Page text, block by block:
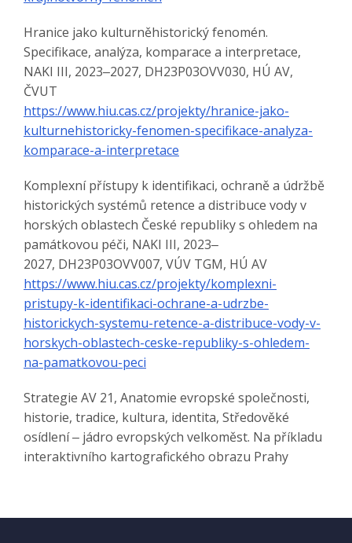
Hranice jako kulturněhistorický fenomén.
Specifikace, analýza, komparace a interpretace,
NAKI III, 2023‒2027, DH23P03OVV030, HÚ AV,
ČVUT
https://www.hiu.cas.cz/projekty/hranice-jako-
kulturnehistoricky-fenomen-specifikace-analyza-
komparace-a-interpretace
Komplexní přístupy k identifikaci, ochraně a údržbě
historických systémů retence a distribuce vody v
horských oblastech České republiky s ohledem na
památkovou péči, NAKI III, 2023‒
2027, DH23P03OVV007, VÚV TGM, HÚ AV
​​​​​​​https://www.hiu.cas.cz/projekty/komplexni-
pristupy-k-identifikaci-ochrane-a-udrzbe-
historickych-systemu-retence-a-distribuce-vody-v-
horskych-oblastech-ceske-republiky-s-ohledem-
na-pamatkovou-peci
Strategie AV 21, Anatomie evropské společnosti,
historie, tradice, kultura, identita, Středověké
osídlení ‒ jádro evropských velkoměst. Na příkladu
interaktivního kartografického obrazu Prahy